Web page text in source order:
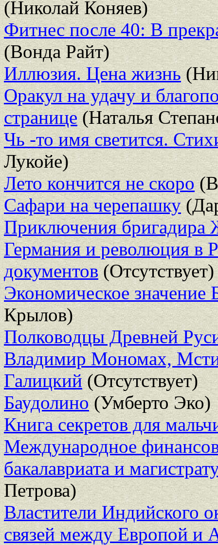
(Николай Коняев)
Фитнес после 40: В
(Вонда Райт)
Иллюзия. Цена жизнь
Оракул на удачу и
странице(Наталья
Чь -то имя светится.
Лукойе)
Лето кончится не скоро
Сафари на черепашку
Приключения бригадира
Германия и революция в
документов(Отсутствует)
Экономическое значение
Крылов)
Полководцы Древней
Владимир Мономах,
Галицкий(Отсутствует)
Баудолино(Умберто Эко)
Книга секретов для
Международное
бакалавриата и
Петрова)
Властители Индийского
связей между Европой и